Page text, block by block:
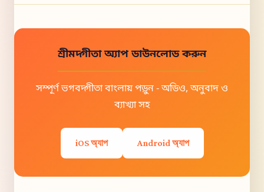
শ্রীমদ্গীতা অ্যাপ ডাউনলোড করুন
সম্পূর্ণ ভগবদ্গীতা বাংলায় পড়ুন - অডিও, অনুবাদ ও
ব্যাখ্যা সহ
iOS অ্যাপ Android অ্যাপ